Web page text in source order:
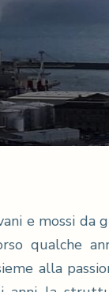
e mossi da
qualche
alla